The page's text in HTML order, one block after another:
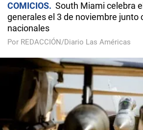
COMICIOS
South Miami celebra
generales el 3 de noviembre junto
nacionales
Por REDACCIÓN/Diario Las Américas